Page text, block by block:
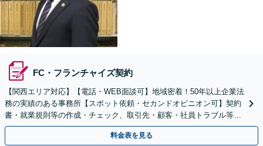
FC・フランチャイズ契約
【関西エリア対応】【電話・WEB面談可】地域密着！50年以上企業法
務の実績のある事務所【スポット依頼・セカンドオピニオン可】契約
書・就業規則等の作成・チェック、取引先・顧客・社員トラブル等、
お気軽にご相談ください【事前予約で休日・夜間対応】
料金表を見る